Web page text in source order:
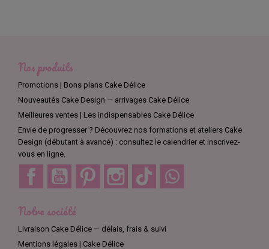
Nos produits
Promotions | Bons plans Cake Délice
Nouveautés Cake Design — arrivages Cake Délice
Meilleures ventes | Les indispensables Cake Délice
Envie de progresser ? Découvrez nos formations et ateliers Cake
Design (débutant à avancé) : consultez le calendrier et inscrivez-
vous en ligne.
Facebook YouTube Pinterest Instagram TikTok
Notre société
Livraison Cake Délice — délais, frais & suivi
Mentions légales | Cake Délice